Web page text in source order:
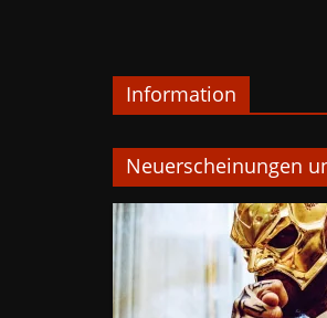
Information
Neuerscheinungen